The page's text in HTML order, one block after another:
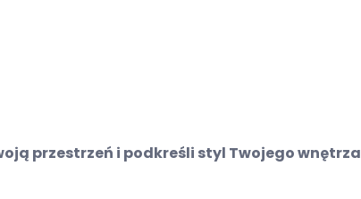
przestrzeń i podkreśli styl Twojego